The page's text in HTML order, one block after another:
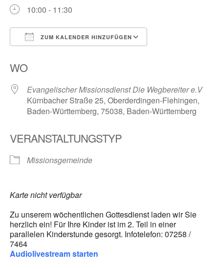
10:00 - 11:30
ZUM KALENDER HINZUFÜGEN
WO
Evangelischer Missionsdienst Die Wegbereiter e.V
Kürnbacher Straße 25, Oberderdingen-Flehingen,
Baden-Württemberg, 75038, Baden-Württemberg
VERANSTALTUNGSTYP
Missionsgemeinde
Karte nicht verfügbar
Zu unserem wöchentlichen Gottesdienst laden wir Sie
herzlich ein! Für Ihre Kinder ist im 2. Teil in einer
parallelen Kinderstunde gesorgt. Infotelefon: 07258 /
7464
Audiolivestream starten